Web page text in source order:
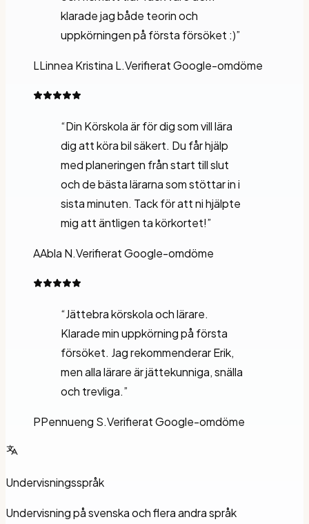
klarade jag både teorin och
uppkörningen på första försöket :)”
LLinnea Kristina L.Verifierat Google-omdöme
“Din Körskola är för dig som vill lära
dig att köra bil säkert. Du får hjälp
med planeringen från start till slut
och de bästa lärarna som stöttar in i
sista minuten. Tack för att ni hjälpte
mig att äntligen ta körkortet!”
AAbla N.Verifierat Google-omdöme
“Jättebra körskola och lärare.
Klarade min uppkörning på första
försöket. Jag rekommenderar Erik,
men alla lärare är jättekunniga, snälla
och trevliga.”
PPennueng S.Verifierat Google-omdöme
Undervisningsspråk
Undervisning på svenska och flera andra språk